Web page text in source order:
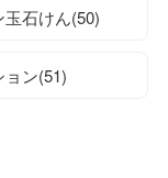
玉石けん(50)
ョン(51)